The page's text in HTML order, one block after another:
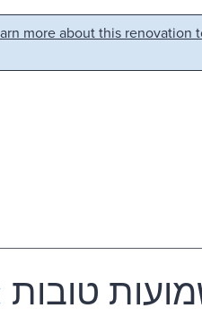
more about this renovation